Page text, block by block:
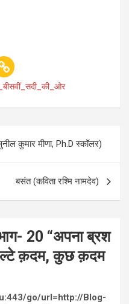
कुमार मीणा, Ph.D स्कॉलर)
बसंत (कविता रश्मि नामदेव)
20 “अपना ब्रश
क़दम, कुछ क़दम
go/url=http://Blog-